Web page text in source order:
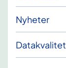
Nyheter
Datakvalitet